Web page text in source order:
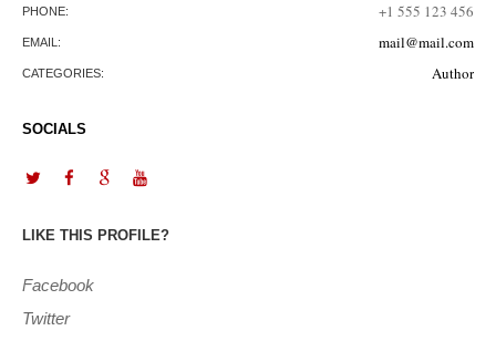
PHONE: +1 555 123 456
EMAIL: mail@mail.com
CATEGORIES: Author
SOCIALS
LIKE THIS PROFILE?
Facebook
Twitter